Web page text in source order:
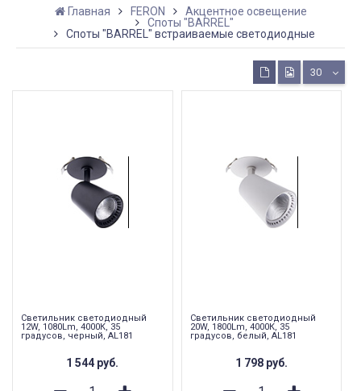
Главная FERON
Акцентное освещение
Споты "BARREL"
Споты "BARREL" встраиваемые светодиодные
30
Светильник светодиодный
12W, 1080Lm, 4000К, 35
градусов, черный, AL181
1 544 руб.
Светильник светодиодный
20W, 1800Lm, 4000К, 35
градусов, белый, AL181
1 798 руб.